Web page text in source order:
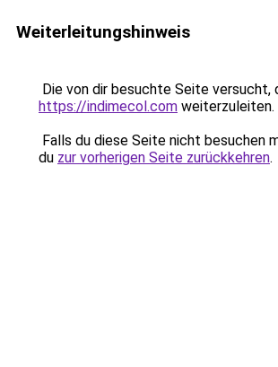
Weiterleitungshinweis
Die von dir besuchte Seite versucht,
https://indimecol.com weiterzuleiten.
Falls du diese Seite nicht besuchen
du zur vorherigen Seite zurückkehren.